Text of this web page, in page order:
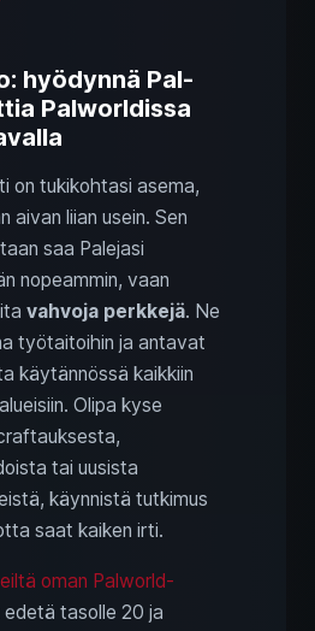
hyödynnä Pal-
Palworldissa
on tukikohtasi asema,
aivan liian usein. Sen
saa Palejasi
nopeammin, vaan
vahvoja perkkejä. Ne
työtaitoihin ja antavat
käytännössä kaikkiin
Olipa kyse
tai uusista
käynnistä tutkimus
saat kaiken irti.
oman Palworld-
edetä tasolle 20 ja